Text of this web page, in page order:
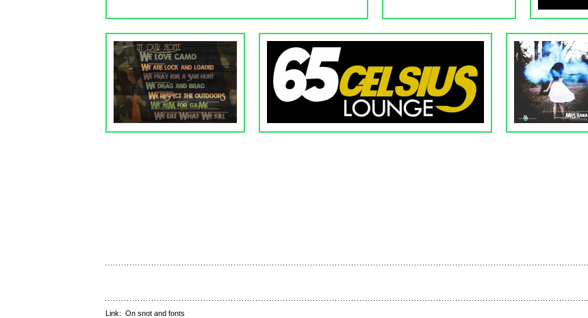
Link: On snot and fonts